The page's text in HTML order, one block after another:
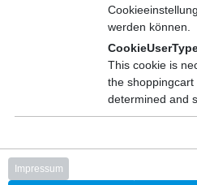
Weiterbildung aus der
Impressum
Cookies verwalten
werden können.
This cookie is
the
determined and
Impressum